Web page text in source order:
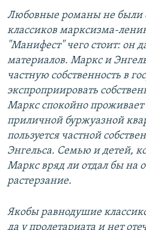
Любовные романы не были
классиков марксизма-
"Манифест" чего стоит: он
материалов. Маркс и
частную собственность в
экспроприировать
Маркс спокойно
приличной буржуазной
пользуется частной
Энгельса. Семью и детей,
Маркс вряд ли отдал бы на
растерзание.
Якобы равнодушие
да у пролетариата и нет